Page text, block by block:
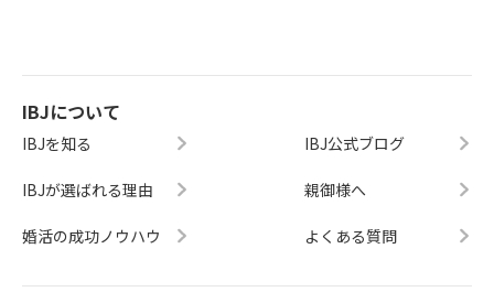
IBJについて
IBJを知る
IBJが選ばれる理由
婚活の成功ノウハウ
IBJ公式ブログ
親御様へ
よくある質問